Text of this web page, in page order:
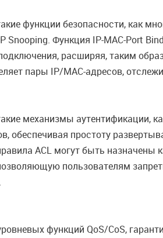
функции безопасности, как
Snooping. Функция IP-MAC-Port
расширяя, таким
пары IP/MAC-адресов,
механизмы аутентификации,
обеспечивая простоту
ACL могут быть
пользователям
функций QoS/CoS,